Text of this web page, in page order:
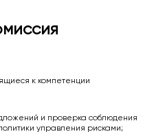
к компетенции
и проверка соблюдения
управления рисками;